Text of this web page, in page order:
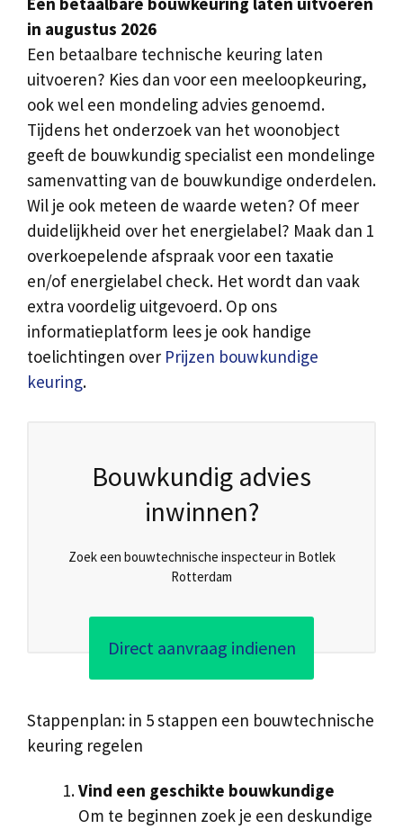
in augustus 2026
Een betaalbare technische keuring laten
uitvoeren? Kies dan voor een meeloopkeuring,
ook wel een mondeling advies genoemd.
Tijdens het onderzoek van het woonobject
geeft de bouwkundig specialist een mondelinge
samenvatting van de bouwkundige onderdelen.
Wil je ook meteen de waarde weten? Of meer
duidelijkheid over het energielabel? Maak dan 1
overkoepelende afspraak voor een taxatie
en/of energielabel check. Het wordt dan vaak
extra voordelig uitgevoerd. Op ons
informatieplatform lees je ook handige
toelichtingen over Prijzen bouwkundige
keuring.
Bouwkundig advies
inwinnen?
Zoek een bouwtechnische inspecteur in Botlek
Rotterdam
Direct aanvraag indienen
Stappenplan: in 5 stappen een bouwtechnische
keuring regelen
Vind een geschikte bouwkundige
Om te beginnen zoek je een deskundige